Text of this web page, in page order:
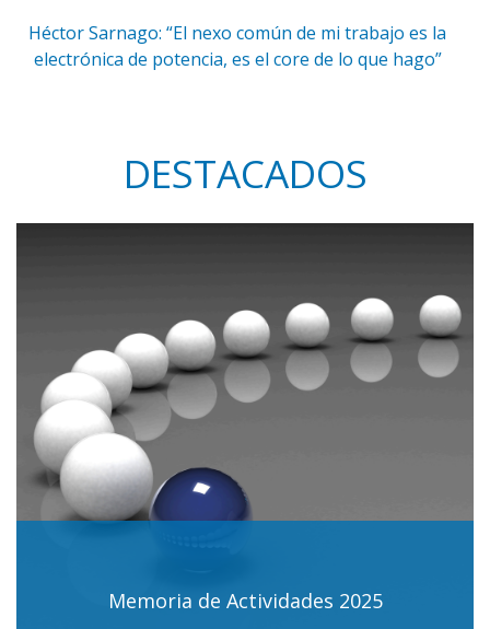
Héctor Sarnago: “El nexo común de mi trabajo es la
electrónica de potencia, es el core de lo que hago”
DESTACADOS
Memoria de Actividades 2025